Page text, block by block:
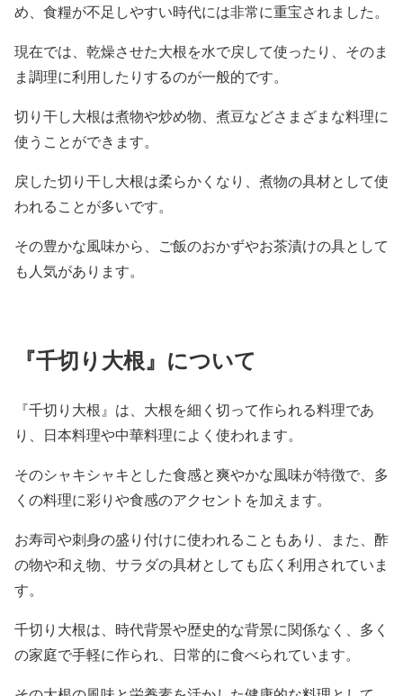
め、食糧が不足しやすい時代には非常に重宝されました。
現在では、乾燥させた大根を水で戻して使ったり、そのま
ま調理に利用したりするのが一般的です。
切り干し大根は煮物や炒め物、煮豆などさまざまな料理に
使うことができます。
戻した切り干し大根は柔らかくなり、煮物の具材として使
われることが多いです。
その豊かな風味から、ご飯のおかずやお茶漬けの具として
も人気があります。
『千切り大根』について
『千切り大根』は、大根を細く切って作られる料理であ
り、日本料理や中華料理によく使われます。
そのシャキシャキとした食感と爽やかな風味が特徴で、多
くの料理に彩りや食感のアクセントを加えます。
お寿司や刺身の盛り付けに使われることもあり、また、酢
の物や和え物、サラダの具材としても広く利用されていま
す。
千切り大根は、時代背景や歴史的な背景に関係なく、多く
の家庭で手軽に作られ、日常的に食べられています。